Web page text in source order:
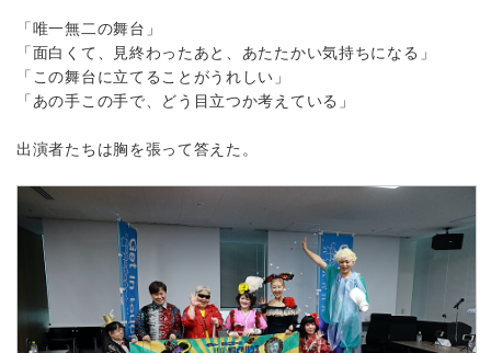
「唯一無二の舞台」
「面白くて、見終わったあと、あたたかい気持ちになる」
「この舞台に立てることがうれしい」
「あの手この手で、どう目立つか考えている」
出演者たちは胸を張って答えた。